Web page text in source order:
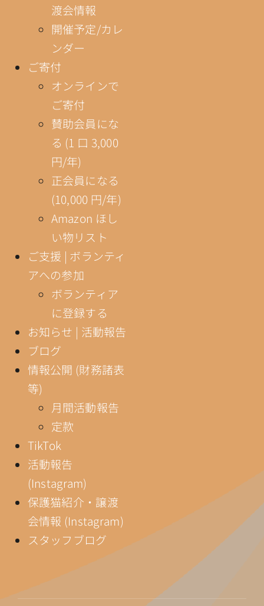
渡会情報
開催予定/カレ
ンダー
ご寄付
オンラインで
ご寄付
賛助会員にな
る (1 口 3,000
円/年)
正会員になる
(10,000 円/年)
Amazon ほし
い物リスト
ご支援 | ボランティ
アへの参加
ボランティア
に登録する
お知らせ | 活動報告
ブログ
情報公開 (財務諸表
等)
月間活動報告
定款
TikTok
活動報告
(Instagram)
保護猫紹介・譲渡
会情報 (Instagram)
スタッフブログ